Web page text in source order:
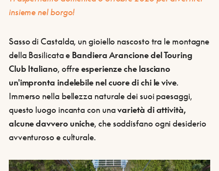
insieme nel borgo!
Sasso di Castalda, un gioiello nascosto tra le montagne
della Basilicata e Bandiera Arancione del Touring
Club Italiano, offreesperienze che lasciano
un'impronta indelebile nel cuore di chi le vive.
Immerso nella bellezza naturale dei suoi paesaggi,
questo luogo incanta con unavarietà di attività,
alcune davvero uniche, che soddisfano ogni desiderio
avventuroso e culturale.